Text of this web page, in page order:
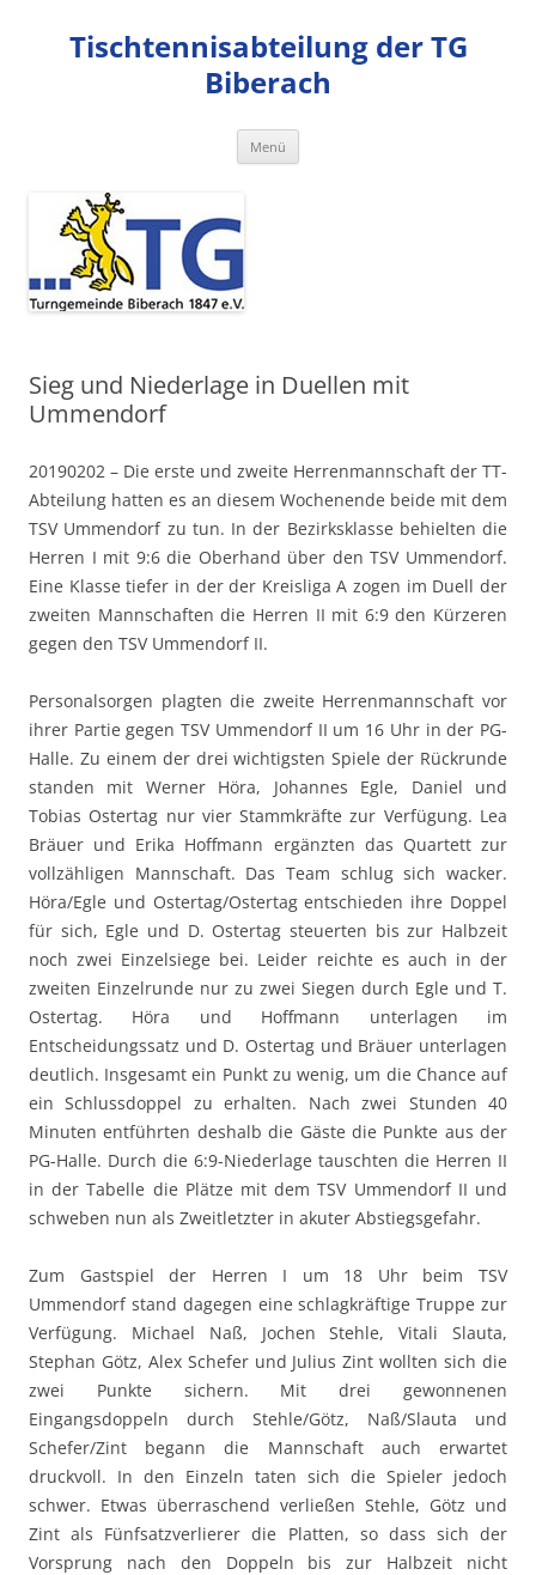
springenTischtennisabteilung der TG
Biberach
Menü
Sieg und Niederlage in Duellen mit
Ummendorf
20190202 – Die erste und zweite Herrenmannschaft der TT-
Abteilung hatten es an diesem Wochenende beide mit dem
TSV Ummendorf zu tun. In der Bezirksklasse behielten die
Herren I mit 9:6 die Oberhand über den TSV Ummendorf.
Eine Klasse tiefer in der der Kreisliga A zogen im Duell der
zweiten Mannschaften die Herren II mit 6:9 den Kürzeren
gegen den TSV Ummendorf II.
Personalsorgen plagten die zweite Herrenmannschaft vor
ihrer Partie gegen TSV Ummendorf II um 16 Uhr in der PG-
Halle. Zu einem der drei wichtigsten Spiele der Rückrunde
standen mit Werner Höra, Johannes Egle, Daniel und
Tobias Ostertag nur vier Stammkräfte zur Verfügung. Lea
Bräuer und Erika Hoffmann ergänzten das Quartett zur
vollzähligen Mannschaft. Das Team schlug sich wacker.
Höra/Egle und Ostertag/Ostertag entschieden ihre Doppel
für sich, Egle und D. Ostertag steuerten bis zur Halbzeit
noch zwei Einzelsiege bei. Leider reichte es auch in der
zweiten Einzelrunde nur zu zwei Siegen durch Egle und T.
Ostertag. Höra und Hoffmann unterlagen im
Entscheidungssatz und D. Ostertag und Bräuer unterlagen
deutlich. Insgesamt ein Punkt zu wenig, um die Chance auf
ein Schlussdoppel zu erhalten. Nach zwei Stunden 40
Minuten entführten deshalb die Gäste die Punkte aus der
PG-Halle. Durch die 6:9-Niederlage tauschten die Herren II
in der Tabelle die Plätze mit dem TSV Ummendorf II und
schweben nun als Zweitletzter in akuter Abstiegsgefahr.
Zum Gastspiel der Herren I um 18 Uhr beim TSV
Ummendorf stand dagegen eine schlagkräftige Truppe zur
Verfügung. Michael Naß, Jochen Stehle, Vitali Slauta,
Stephan Götz, Alex Schefer und Julius Zint wollten sich die
zwei Punkte sichern. Mit drei gewonnenen
Eingangsdoppeln durch Stehle/Götz, Naß/Slauta und
Schefer/Zint begann die Mannschaft auch erwartet
druckvoll. In den Einzeln taten sich die Spieler jedoch
schwer. Etwas überraschend verließen Stehle, Götz und
Zint als Fünfsatzverlierer die Platten, so dass sich der
Vorsprung nach den Doppeln bis zur Halbzeit nicht